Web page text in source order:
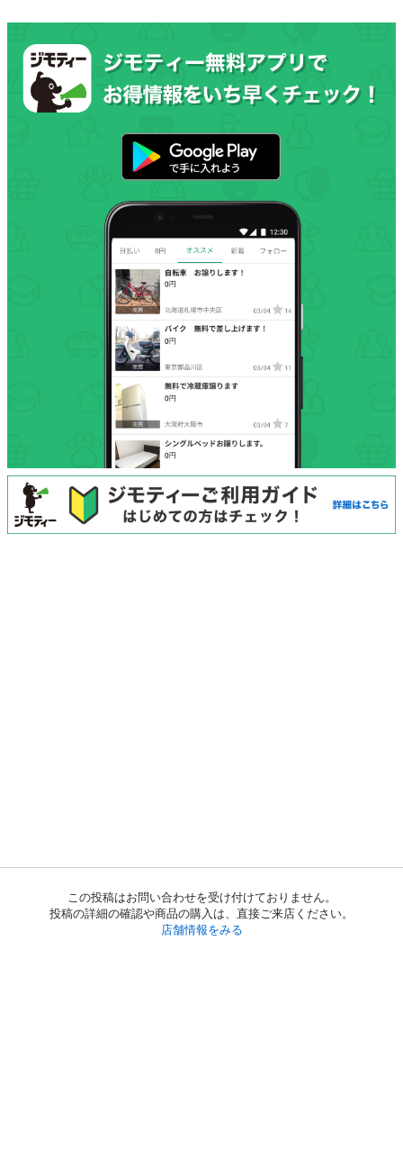
この投稿はお問い合わせを受け付けておりません。
投稿の詳細の確認や商品の購入は、直接ご来店ください。
店舗情報をみる